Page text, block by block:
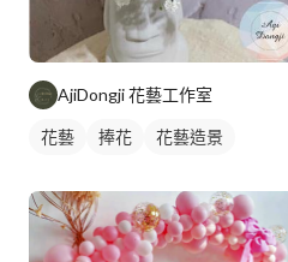
AjiDongji 花藝工作室
花藝 捧花 花藝造景